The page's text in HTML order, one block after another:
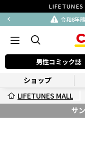
LIFETUNES
令和8年
男性コミック誌
ショップ
LIFETUNES MALL
サ